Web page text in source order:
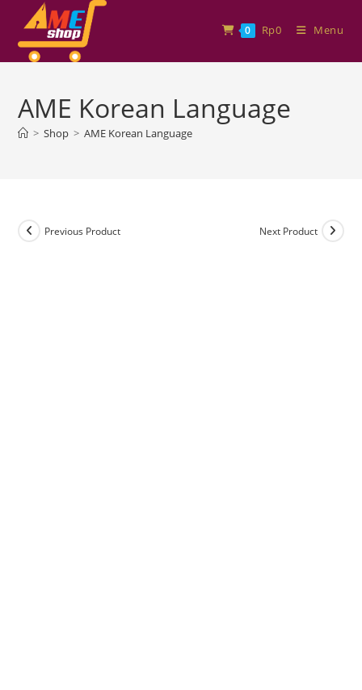
0 Rp0 Menu
AME Korean Language
> Shop > AME Korean Language
Previous Product Next Product